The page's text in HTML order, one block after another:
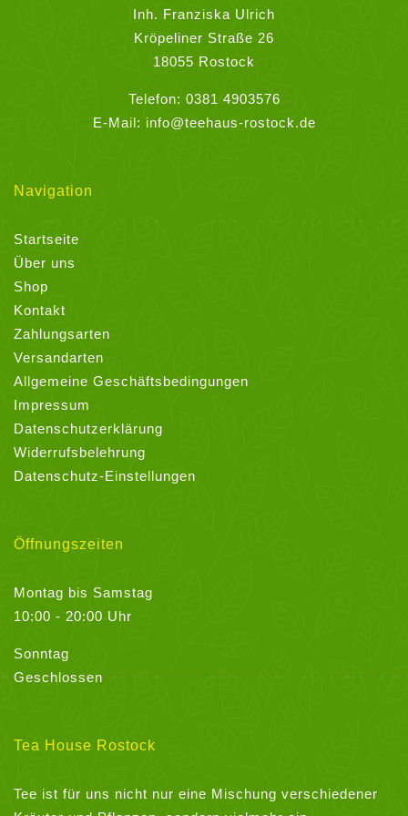
der
Produktseite
gewählt
Inh. Franziska Ulrich
Kröpeliner Straße 26
18055 Rostock
Telefon: 0381 4903576
E-Mail: info@teehaus-rostock.de
Navigation
Startseite
Über uns
Shop
Kontakt
Zahlungsarten
Versandarten
Allgemeine Geschäftsbedingungen
Impressum
Datenschutzerklärung
Widerrufsbelehrung
Datenschutz-Einstellungen
Öffnungszeiten
Montag bis Samstag
10:00 - 20:00 Uhr
Sonntag
Geschlossen
Tea House Rostock
Tee ist für uns nicht nur eine Mischung verschiedener